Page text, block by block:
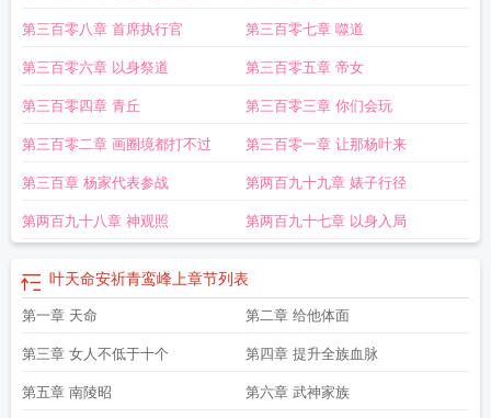
第三百零八章 首席执行官 第三百零七章 噬道
第三百零六章 以身祭道 第三百零五章 帝女
第三百零四章 青丘 第三百零三章 你们会玩
第三百零二章 画圈境都打不过 第三百零一章 让那杨叶来
第三百章 杨家代表参战 第两百九十九章 婊子行径
第两百九十八章 神观照 第两百九十七章 以身入局
叶天命安祈青鸾峰上章节列表
第一章 天命 第二章 给他体面
第三章 女人不低于十个 第四章 提升全族血脉
第五章 南陵昭 第六章 武神家族